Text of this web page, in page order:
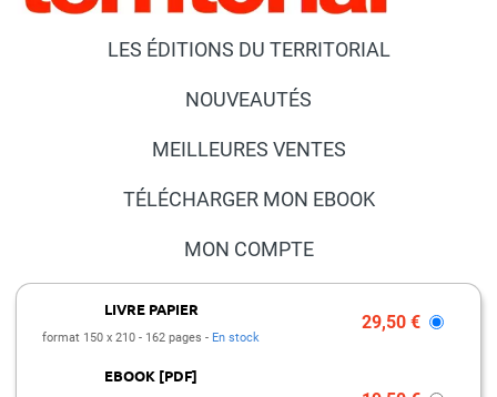
LIVRE PAPIER
format 150 x 210 162 pages En stock
29,50 €
EBOOK [PDF]
LES ÉDITIONS DU TERRITORIAL
NOUVEAUTÉS
MEILLEURES VENTES
TÉLÉCHARGER MON EBOOK
MON COMPTE
FAQ